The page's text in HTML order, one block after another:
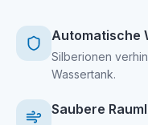
Automatische
Silberionen
Wassertank.
Saubere